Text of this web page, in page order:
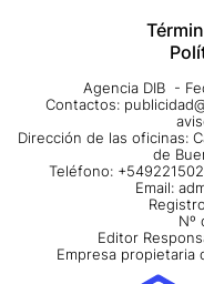
Agencia DIB -
Contactos:
Dirección de las oficinas:
de
Teléfono:
Email:
Nº
Editor
Empresa propietaria